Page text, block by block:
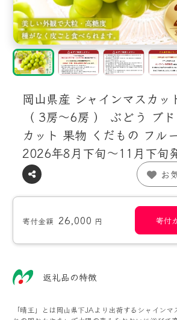
岡山県産 シャインマスカッ
（ 3房～6房 ） ぶどう ブ
カット 果物 くだもの フル
2026年8月下旬～11月下旬
お
寄付金額 26,000 円 寄付
返礼品の特徴
「晴王」とは岡山県下JAより出荷するシャイン